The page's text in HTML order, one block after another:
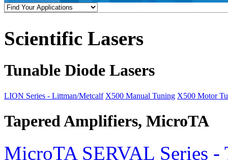
Scientific Lasers
Tunable Diode Lasers
LION Series - Littman/Metcalf X500 Manual Tuning X500 Motor
Tapered Amplifiers, MicroTA
MicroTA SERVAL Series